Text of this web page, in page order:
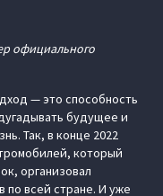
официального
— это способность
будущее и
Так, в конце 2022
который
организовал
по всей стране. И уже